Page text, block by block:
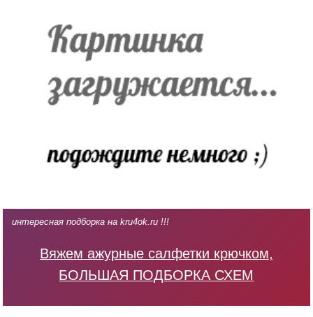
интересная подборка на kru4ok.ru !!!
Вяжем ажурные салфетки крючком,
БОЛЬШАЯ ПОДБОРКА СХЕМ